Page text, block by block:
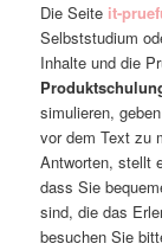
Die Seite it-
Selbststudium
Inhalte und die
simulieren,
vor dem Text zu
Antworten, stellt
dass Sie
sind, die das
besuchen Sie